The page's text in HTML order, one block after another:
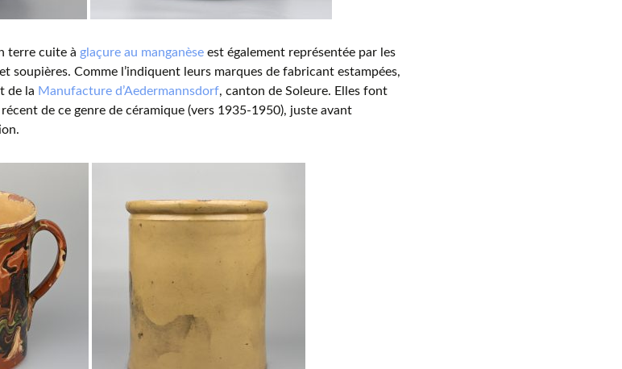
terre cuite à glaçure au manganèse est également représentée par les
soupières. Comme l’indiquent leurs marques de fabricant estampées,
de la Manufacture d’Aedermannsdorf, canton de Soleure. Elles font
de ce genre de céramique (vers 1935-1950), juste avant